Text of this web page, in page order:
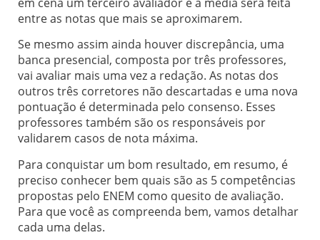
entre as notas que mais se aproximarem.
Se mesmo assim ainda houver discrepância, uma
banca presencial, composta por três professores,
vai avaliar mais uma vez a redação. As notas dos
outros três corretores não descartadas e uma nova
pontuação é determinada pelo consenso. Esses
professores também são os responsáveis por
validarem casos de nota máxima.
Para conquistar um bom resultado, em resumo, é
preciso conhecer bem quais são as 5 competências
propostas pelo ENEM como quesito de avaliação.
Para que você as compreenda bem, vamos detalhar
cada uma delas.